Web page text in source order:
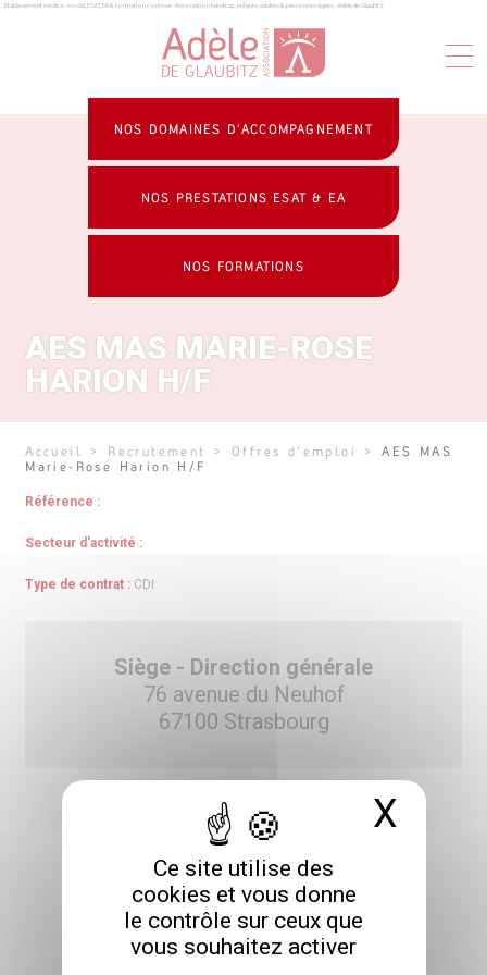
Panneau de gestion des cookies
Ce site utilise des
cookies et vous donne
le contrôle sur ceux que
vous souhaitez activer
X
Établissement médico-social, ESAT, EA & formation continue : Association handicap, enfants, adultes & personnes âgées - Adèle de Glaubitz
NOS DOMAINES D’ACCOMPAGNEMENT
NOS PRESTATIONS ESAT & EA
NOS FORMATIONS
AES MAS MARIE-ROSE
HARION H/F
Accueil > Recrutement > Offres d'emploi >AES MAS
Marie-Rose Harion H/F
Référence :
Secteur d'activité :
Type de contrat : CDI
Siège - Direction générale
76 avenue du Neuhof
67100 Strasbourg
POSTULER